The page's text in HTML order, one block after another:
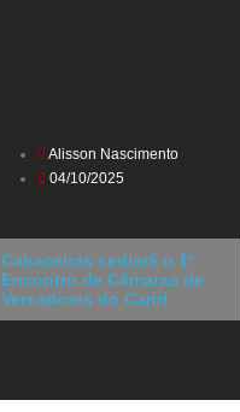
Alisson Nascimento
04/10/2025
Cabaceiras sediará o 1º
Encontro de Câmaras de
Vereadores do Cariri